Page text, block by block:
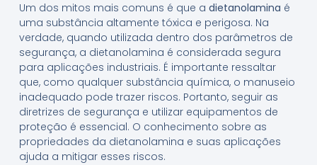
Um dos mitos mais comuns é que a dietanolamina é
uma substância altamente tóxica e perigosa. Na
verdade, quando utilizada dentro dos parâmetros de
segurança, a dietanolamina é considerada segura
para aplicações industriais. É importante ressaltar
que, como qualquer substância química, o manuseio
inadequado pode trazer riscos. Portanto, seguir as
diretrizes de segurança e utilizar equipamentos de
proteção é essencial. O conhecimento sobre as
propriedades da dietanolamina e suas aplicações
ajuda a mitigar esses riscos.